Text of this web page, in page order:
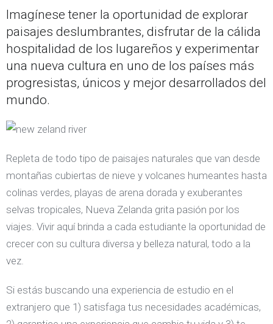
Imagínese tener la oportunidad de explorar
paisajes deslumbrantes, disfrutar de la cálida
hospitalidad de los lugareños y experimentar
una nueva cultura en uno de los países más
progresistas, únicos y mejor desarrollados del
mundo.
Repleta de todo tipo de paisajes naturales que van desde
montañas cubiertas de nieve y volcanes humeantes hasta
colinas verdes, playas de arena dorada y exuberantes
selvas tropicales, Nueva Zelanda grita pasión por los
viajes. Vivir aquí brinda a cada estudiante la oportunidad de
crecer con su cultura diversa y belleza natural, todo a la
vez.
Si estás buscando una experiencia de estudio en el
extranjero que 1) satisfaga tus necesidades académicas,